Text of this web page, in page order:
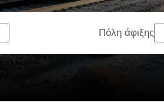
Πόλη άφιξης